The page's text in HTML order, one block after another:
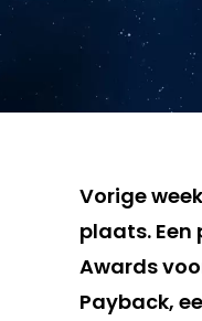
Vorige
plaats.
Awards
Payback,